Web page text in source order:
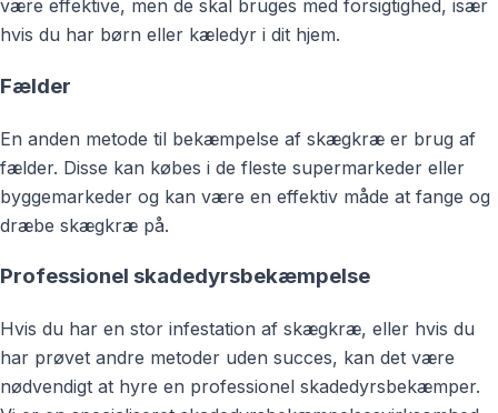
være effektive, men de skal bruges med forsigtighed, især
hvis du har børn eller kæledyr i dit hjem.
Fælder
En anden metode til bekæmpelse af skægkræ er brug af
fælder. Disse kan købes i de fleste supermarkeder eller
byggemarkeder og kan være en effektiv måde at fange og
dræbe skægkræ på.
Professionel skadedyrsbekæmpelse
Hvis du har en stor infestation af skægkræ, eller hvis du
har prøvet andre metoder uden succes, kan det være
nødvendigt at hyre en professionel skadedyrsbekæmper.